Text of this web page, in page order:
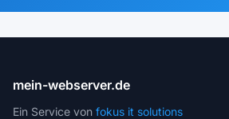
mein-webserver.de
Ein Service von fokus it solutions